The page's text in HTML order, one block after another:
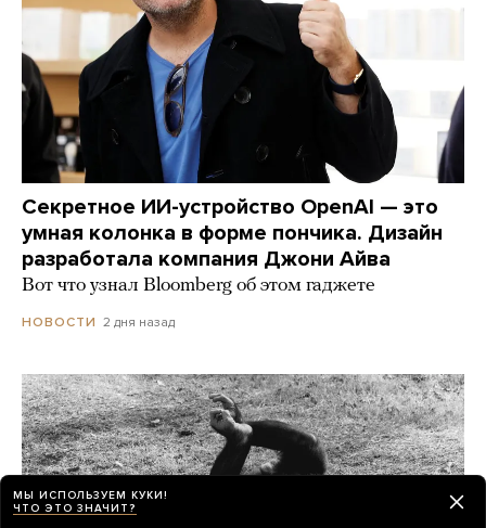
Секретное ИИ-устройство OpenAI — это
умная колонка в форме пончика. Дизайн
разработала компания Джони Айва
Вот что узнал Bloomberg об этом гаджете
НОВОСТИ 2 дня назад
МЫ ИСПОЛЬЗУЕМ КУКИ!
ЧТО ЭТО ЗНАЧИТ?